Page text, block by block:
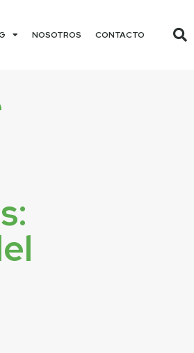
NOSOTROS CONTACTO